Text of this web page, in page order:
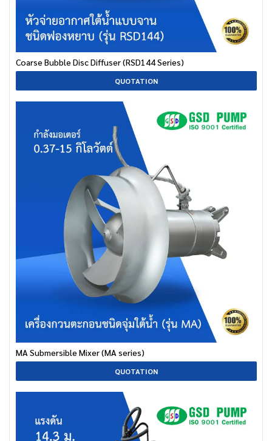
Coarse Bubble Disc Diffuser (RSD144 Series)
QUOTATION
MA Submersible Mixer (MA series)
QUOTATION